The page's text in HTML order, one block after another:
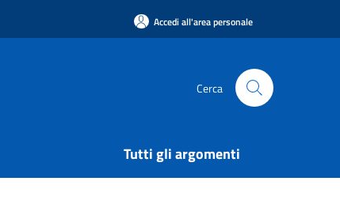
Accedi all'area personale
Cerca
Tutti gli argomenti